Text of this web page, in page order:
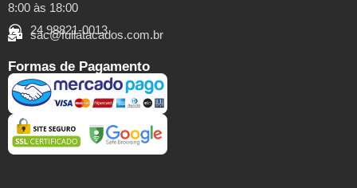
8:00 às 18:00
24 98821-0013
sac@fullatacados.com.br
Formas de Pagamento